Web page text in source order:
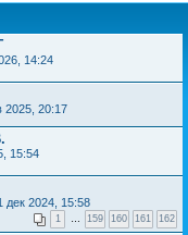
14:24
2025, 20:17
15:54
дек 2024, 15:58
1 159 160 161 162